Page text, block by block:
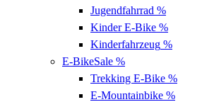
Jugendfahrrad %
Kinder E-Bike %
Kinderfahrzeug %
E-BikeSale %
Trekking E-Bike %
E-Mountainbike %